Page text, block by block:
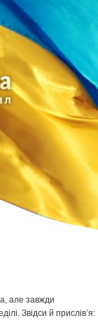
але завжди
Звідси й прислів’я: